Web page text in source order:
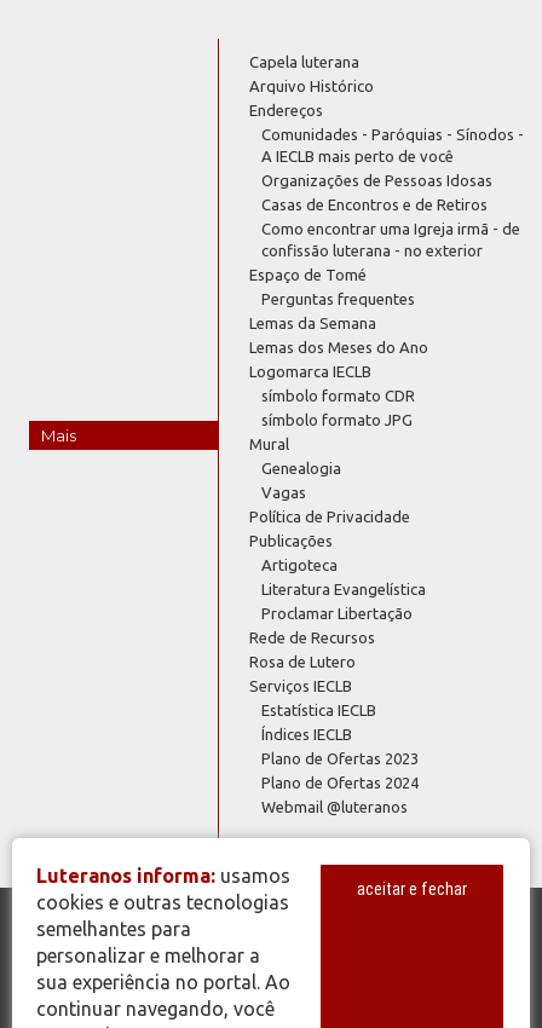
Mais
Capela luterana
Arquivo Histórico
Endereços
Comunidades - Paróquias - Sínodos -
A IECLB mais perto de você
Organizações de Pessoas Idosas
Casas de Encontros e de Retiros
Como encontrar uma Igreja irmã - de
confissão luterana - no exterior
Espaço de Tomé
Perguntas frequentes
Lemas da Semana
Lemas dos Meses do Ano
Logomarca IECLB
símbolo formato CDR
símbolo formato JPG
Mural
Genealogia
Vagas
Política de Privacidade
Publicações
Artigoteca
Literatura Evangelística
Proclamar Libertação
Rede de Recursos
Rosa de Lutero
Serviços IECLB
Estatística IECLB
Índices IECLB
Plano de Ofertas 2023
Plano de Ofertas 2024
Webmail @luteranos
© Copyright 2026 - Todos os Direitos Reservados - IECLB - Igreja
Evangélica de Confissão Luterana no Brasil - Portal Luteranos -
www.luteranos.com.br
Luteranos informa: usamos
cookies e outras tecnologias
semelhantes para
personalizar e melhorar a
sua experiência no portal. Ao
continuar navegando, você
aceitar e fechar